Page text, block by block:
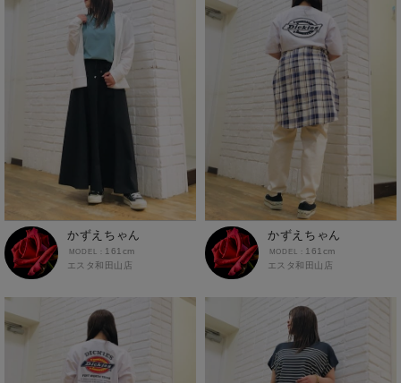
かずえちゃん
エスタ和田山店
161cm
かずえちゃん
エスタ和田山店
161cm